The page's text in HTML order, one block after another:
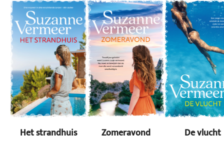
Het strandhuis Zomeravond De vlucht